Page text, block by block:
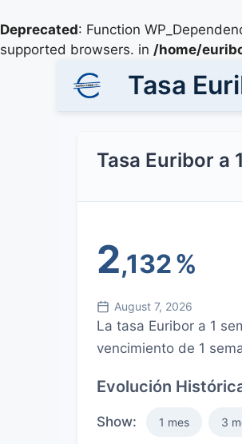
Deprecated: Function
supported browsers. in /home/
Tasa
Tasa Euribor a
2,132%
August 7, 2026
La tasa Euribor a 1
vencimiento de 1
Evolución
Show: 1 mes 3